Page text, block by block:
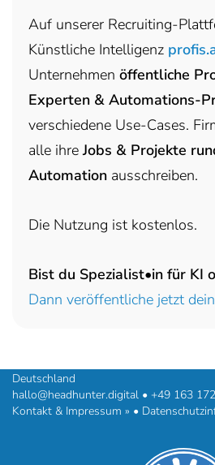
Auf unserer Recruiting-
Künstliche Intelligenz
Unternehmen öffentliche
Experten & Automations-
verschiedene Use-Cases.
alle ihreJobs & Projekte
Automation ausschreiben.
Die Nutzung ist kostenlos.
Bist du Spezialist•in für KI
Dann veröffentliche jetzt
Deutschland
hallo@headhunter.digital • +49 163
Kontakt & Impressum » •